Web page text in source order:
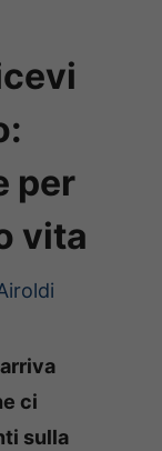
per
vita
ci
sulla